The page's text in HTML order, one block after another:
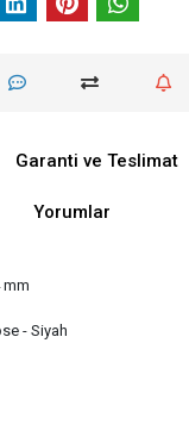
Garanti ve Teslimat
Yorumlar
mm
- Siyah